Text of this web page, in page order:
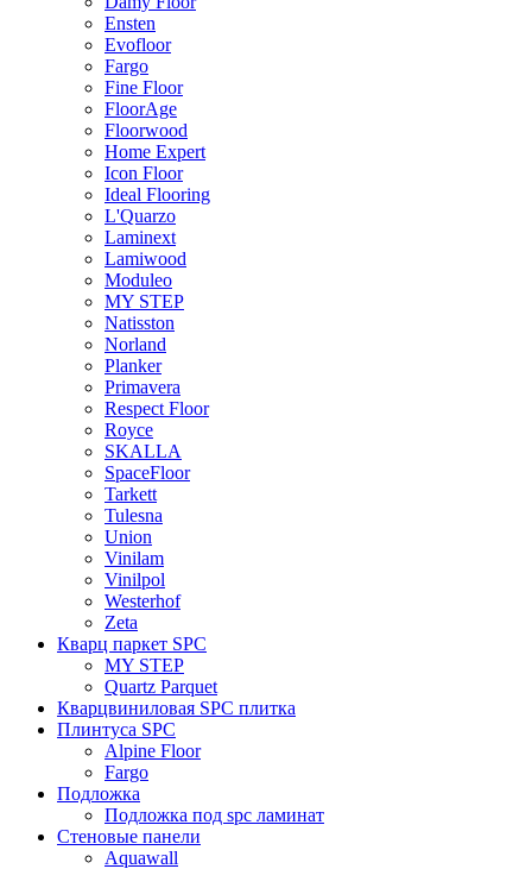
Ensten
Evofloor
Fargo
Fine Floor
FloorAge
Floorwood
Home Expert
Icon Floor
Ideal Flooring
L'Quarzo
Laminext
Lamiwood
Moduleo
MY STEP
Natisston
Norland
Planker
Primavera
Respect Floor
Royce
SKALLA
SpaceFloor
Tarkett
Tulesna
Union
Vinilam
Vinilpol
Westerhof
Zeta
Кварц паркет SPC
MY STEP
Quartz Parquet
Кварцвиниловая SPC плитка
Плинтуса SPC
Alpine Floor
Fargo
Подложка
Подложка под spc ламинат
Стеновые панели
Aquawall